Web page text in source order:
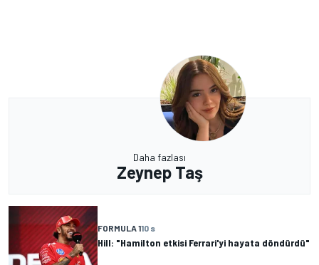
Daha fazlası
Zeynep Taş
FORMULA 110 s
Hill: "Hamilton etkisi Ferrari'yi hayata döndürdü"